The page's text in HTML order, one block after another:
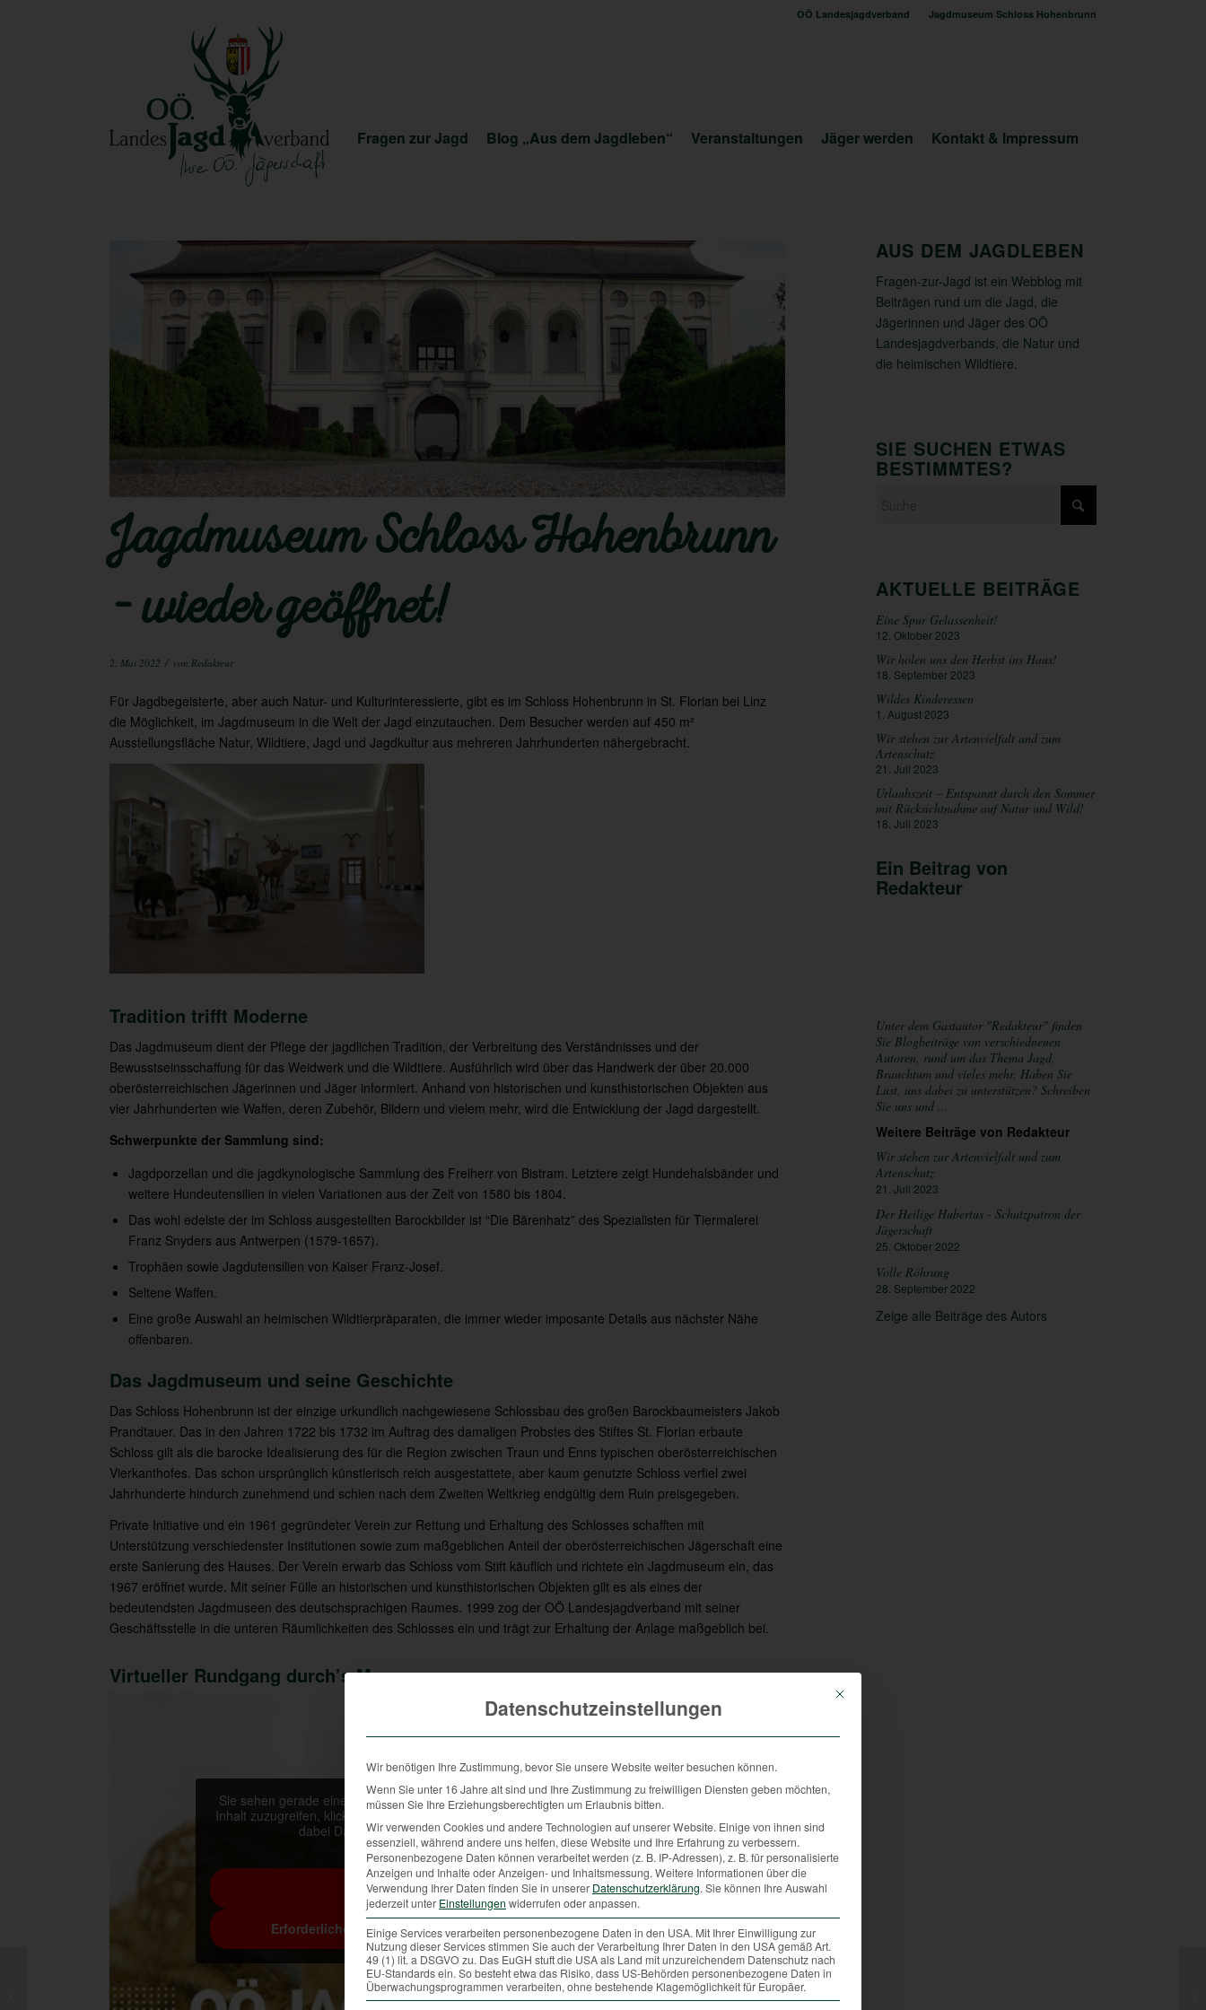
OÖ Landesjagdverband Jagdmuseum Schloss Hohenbrunn
Fragen zur Jagd Blog „Aus dem Jagdleben“ Veranstaltungen Jäger werden Kontakt & Impressum
Jagdmuseum Schloss Hohenbrunn
– wieder geöffnet!
2. Mai 2022 / von Redakteur
Für Jagdbegeisterte, aber auch Natur- und Kulturinteressierte, gibt es im Schloss Hohenbrunn in St. Florian bei Linz
die Möglichkeit, im Jagdmuseum in die Welt der Jagd einzutauchen. Dem Besucher werden auf 450 m²
Ausstellungsfläche Natur, Wildtiere, Jagd und Jagdkultur aus mehreren Jahrhunderten nähergebracht.
Tradition trifft Moderne
Das Jagdmuseum dient der Pflege der jagdlichen Tradition, der Verbreitung des Verständnisses und der
Bewusstseinsschaffung für das Weidwerk und die Wildtiere. Ausführlich wird über das Handwerk der über 20.000
oberösterreichischen Jägerinnen und Jäger informiert. Anhand von historischen und kunsthistorischen Objekten aus
vier Jahrhunderten wie Waffen, deren Zubehör, Bildern und vielem mehr, wird die Entwicklung der Jagd dargestellt.
Schwerpunkte der Sammlung sind:
Jagdporzellan und die jagdkynologische Sammlung des Freiherr von Bistram. Letztere zeigt Hundehalsbänder und
weitere Hundeutensilien in vielen Variationen aus der Zeit von 1580 bis 1804.
Das wohl edelste der im Schloss ausgestellten Barockbilder ist “Die Bärenhatz” des Spezialisten für Tiermalerei
Franz Snyders aus Antwerpen (1579-1657).
Trophäen sowie Jagdutensilien von Kaiser Franz-Josef.
Seltene Waffen.
Eine große Auswahl an heimischen Wildtierpräparaten, die immer wieder imposante Details aus nächster Nähe
offenbaren.
Das Jagdmuseum und seine Geschichte
Das Schloss Hohenbrunn ist der einzige urkundlich nachgewiesene Schlossbau des großen Barockbaumeisters Jakob
Prandtauer. Das in den Jahren 1722 bis 1732 im Auftrag des damaligen Probstes des Stiftes St. Florian erbaute
Schloss gilt als die barocke Idealisierung des für die Region zwischen Traun und Enns typischen oberösterreichischen
Vierkanthofes. Das schon ursprünglich künstlerisch reich ausgestattete, aber kaum genutzte Schloss verfiel zwei
Jahrhunderte hindurch zunehmend und schien nach dem Zweiten Weltkrieg endgültig dem Ruin preisgegeben.
Private Initiative und ein 1961 gegründeter Verein zur Rettung und Erhaltung des Schlosses schafften mit
Unterstützung verschiedenster Institutionen sowie zum maßgeblichen Anteil der oberösterreichischen Jägerschaft eine
erste Sanierung des Hauses. Der Verein erwarb das Schloss vom Stift käuflich und richtete ein Jagdmuseum ein, das
1967 eröffnet wurde. Mit seiner Fülle an historischen und kunsthistorischen Objekten gilt es als eines der
bedeutendsten Jagdmuseen des deutschsprachigen Raumes. 1999 zog der OÖ Landesjagdverband mit seiner
Geschäftsstelle in die unteren Räumlichkeiten des Schlosses ein und trägt zur Erhaltung der Anlage maßgeblich bei.
Virtueller Rundgang durch’s Museum
Sie sehen gerade einen Platzhalterinhalt vonYouTube. Um auf den eigentlichen
Inhalt zuzugreifen, klicken Sie auf die Schaltfläche unten. Bitte beachten Sie, dass
dabei Daten an Drittanbieter weitergegeben werden.
Mehr Informationen
Inhalt entsperren
Erforderlichen Service akzeptieren und Inhalte entsperren
AUS DEM JAGDLEBEN
Fragen-zur-Jagd ist ein Webblog mit
Beiträgen rund um die Jagd, die
Jägerinnen und Jäger des OÖ
Landesjagdverbands, die Natur und
die heimischen Wildtiere.
SIE SUCHEN ETWAS
BESTIMMTES?
AKTUELLE BEITRÄGE
Eine Spur Gelassenheit!
12. Oktober 2023
Wir holen uns den Herbst ins Haus!
18. September 2023
Wildes Kinderessen
1. August 2023
Wir stehen zur Artenvielfalt und zum
Artenschutz
21. Juli 2023
Urlaubszeit – Entspannt durch den Sommer
mit Rücksichtnahme auf Natur und Wild!
18. Juli 2023
Ein Beitrag von
Redakteur
Unter dem Gastautor "Redakteur" finden
Sie Blogbeiträge von verschiednenen
Autoren, rund um das Thema Jagd,
Brauchtum und vieles mehr. Haben Sie
Lust, uns dabei zu unterstützen? Schreiben
Sie uns und ...
Weitere Beiträge von Redakteur
Wir stehen zur Artenvielfalt und zum
Artenschutz
21. Juli 2023
Der Heilige Hubertus - Schutzpatron der
Jägerschaft
25. Oktober 2022
Volle Röhrung
28. September 2022
Zeige alle Beiträge des Autors
Wildbret: Gut am Teller
und auf dem Grill
Mit diesem Button wird der Dialog geschlossen. Seine Funktionalität ist
Datenschutzeinstellungen
Wir benötigen Ihre Zustimmung, bevor Sie unsere Website weiter besuchen können.
Wenn Sie unter 16 Jahre alt sind und Ihre Zustimmung zu freiwilligen Diensten geben möchten,
müssen Sie Ihre Erziehungsberechtigten um Erlaubnis bitten.
Wir verwenden Cookies und andere Technologien auf unserer Website. Einige von ihnen sind
essenziell, während andere uns helfen, diese Website und Ihre Erfahrung zu verbessern.
Personenbezogene Daten können verarbeitet werden (z. B. IP-Adressen), z. B. für personalisierte
Anzeigen und Inhalte oder Anzeigen- und Inhaltsmessung. Weitere Informationen über die
Verwendung Ihrer Daten finden Sie in unserer Datenschutzerklärung. Sie können Ihre Auswahl
jederzeit unter Einstellungen widerrufen oder anpassen.
Einige Services verarbeiten personenbezogene Daten in den USA. Mit Ihrer Einwilligung zur
Nutzung dieser Services stimmen Sie auch der Verarbeitung Ihrer Daten in den USA gemäß Art.
49 (1) lit. a DSGVO zu. Das EuGH stuft die USA als Land mit unzureichendem Datenschutz nach
EU-Standards ein. So besteht etwa das Risiko, dass US-Behörden personenbezogene Daten in
Überwachungsprogrammen verarbeiten, ohne bestehende Klagemöglichkeit für Europäer.